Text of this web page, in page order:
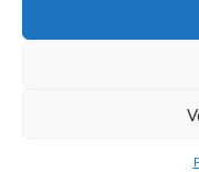
ASOCIACIÓN
Mediación, Arbitraje y
Puedes aprender